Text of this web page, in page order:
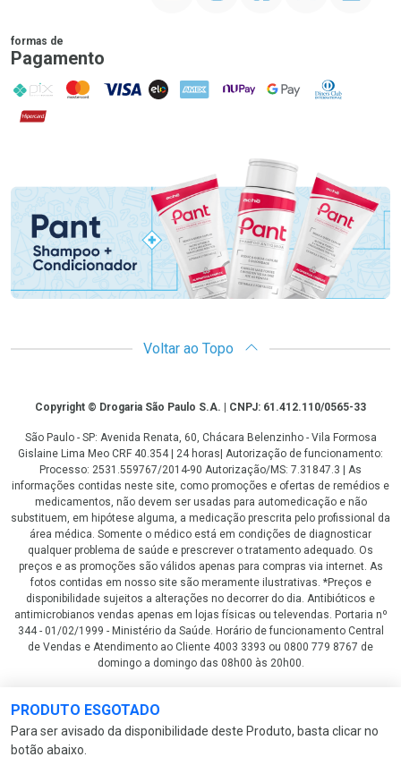
PRODUTO ESGOTADO
Para ser avisado da disponibilidade deste Produto, basta clicar no
botão abaixo.
formas de
Pagamento
PIX MasterCard
VISA ELO AMEX NuPay Google PayDiners Club
Hipercard
Promoção em Destaque
Voltar ao Topo
CopyrightCopyright © Drogaria São Paulo S.A. | CNPJ: 61.412.110/0565-33
São Paulo - SP: Avenida Renata, 60, Chácara Belenzinho - Vila Formosa
Gislaine Lima Meo CRF 40.354 | 24 horas| Autorização de funcionamento:
Processo: 2531.559767/2014-90 Autorização/MS: 7.31847.3 | As
informações contidas neste site, como promoções e ofertas de remédios e
medicamentos, não devem ser usadas para automedicação e não
substituem, em hipótese alguma, a medicação prescrita pelo profissional da
área médica. Somente o médico está em condições de diagnosticar
qualquer problema de saúde e prescrever o tratamento adequado. Os
preços e as promoções são válidos apenas para compras via internet. As
fotos contidas em nosso site são meramente ilustrativas. *Preços e
disponibilidade sujeitos a alterações no decorrer do dia. Antibióticos e
antimicrobianos vendas apenas em lojas físicas ou televendas. Portaria nº
344 - 01/02/1999 - Ministério da Saúde. Horário de funcionamento Central
de Vendas e Atendimento ao Cliente 4003 3393 ou 0800 779 8767 de
domingo a domingo das 08h00 às 20h00.
LGPD Aceite os Cookies